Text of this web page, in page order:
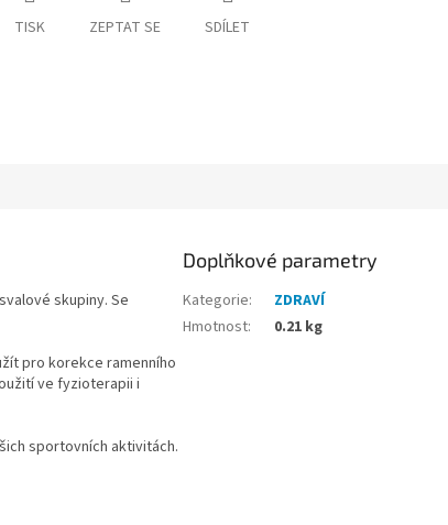
TISK ZEPTAT SE SDÍLET
skupiny. Se
pro korekce ramenního
ve fyzioterapii i
sportovních aktivitách.
Doplňkové parametry
Kategorie:
ZDRAVÍ
Hmotnost: 0.21 kg